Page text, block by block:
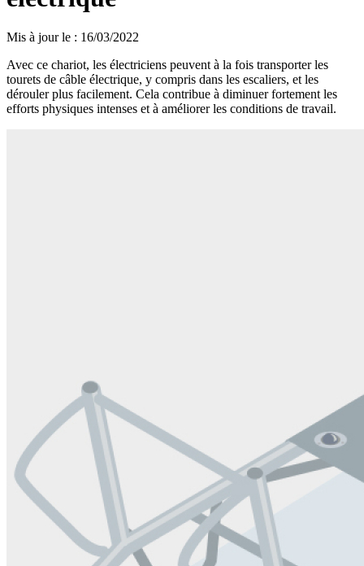
Mis à jour le : 16/03/2022
Avec ce chariot, les électriciens peuvent à la fois transporter les
tourets de câble électrique, y compris dans les escaliers, et les
dérouler plus facilement. Cela contribue à diminuer fortement les
efforts physiques intenses et à améliorer les conditions de travail.